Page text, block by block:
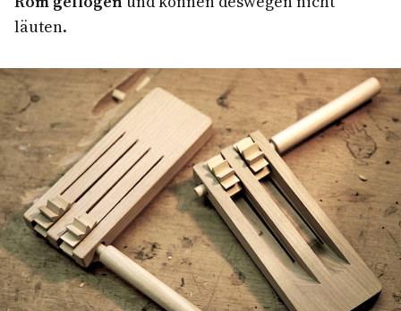
läuten.